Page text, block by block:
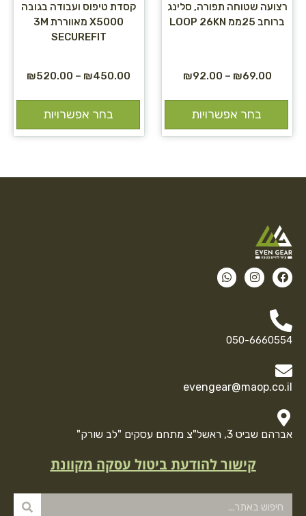
רצועה שטוחה תפורה, סלינג
ברוחב 25ממ LOOP 26KN
₪69.00
–
₪92.00
בחר אפשרויות
קסדת טיפוס ועבודה בגובה
X5000 מאווררת 3M
SECUREFIT
₪450.00
–
₪520.00
בחר אפשרויות
050-6660554
evengear@maop.co.il
אברהם שביט 3, ראשל"צ מתחם עסקים "לב שורק"
קישור להודעת ביטול עסקה מקוונת